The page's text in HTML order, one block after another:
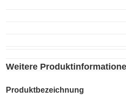
Weitere
Produktbezeichnung